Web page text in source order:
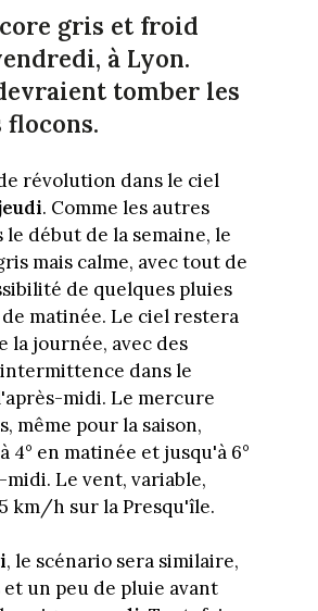
gris et froid
à Lyon.
tomber les
révolution dans le ciel
. Comme les autres
début de la semaine, le
mais calme, avec tout de
de quelques pluies
matinée. Le ciel restera
la journée, avec des
dans le
midi. Le mercure
même pour la saison,
4° en matinée et jusqu'à 6°
midi. Le vent, variable,
km/h sur la Presqu'île.
, le scénario sera similaire,
et un peu de pluie avant